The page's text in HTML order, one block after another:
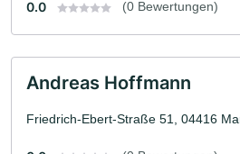
0.0 (0 Bewertungen)
Andreas Hoffmann
Friedrich-Ebert-Straße 51, 04416